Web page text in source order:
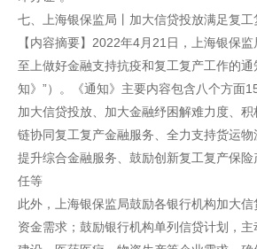
七、上海银保监局丨加大信贷投放满足复
【内容摘要】2022年4月21日，上海银保
至上做好金融支持抗疫和复工复产工作的通
知》”）。《通知》主要内容包含八个方面
加大信贷投放、加大金融纾困解难力度、
链协同复工复产金融服务、全力支持货运
提升综合金融服务、鼓励创新复工复产保
任等
此外，上海银保监局鼓励各银行机构加大
资金需求；鼓励银行机构单列信贷计划，